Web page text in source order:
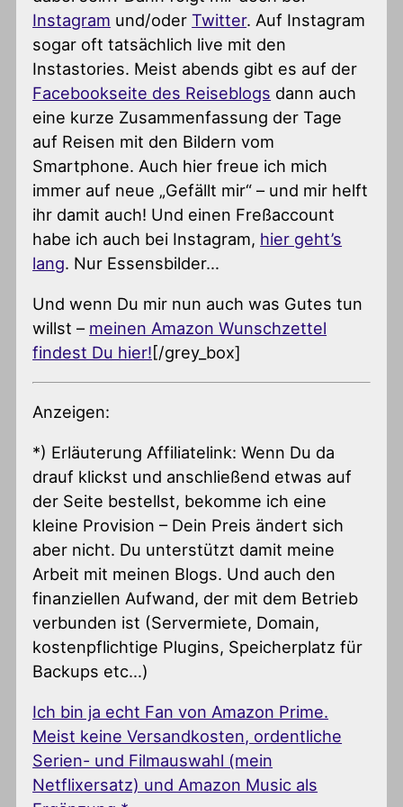
Instagram und/oderTwitter. Auf Instagram
sogar oft tatsächlich live mit den
Instastories. Meist abends gibt es auf der
Facebookseite des Reiseblogs dann auch
eine kurze Zusammenfassung der Tage
auf Reisen mit den Bildern vom
Smartphone. Auch hier freue ich mich
immer auf neue „Gefällt mir“ – und mir helft
ihr damit auch! Und einen Freßaccount
habe ich auch bei Instagram, hier geht’s
lang. Nur Essensbilder…
Und wenn Du mir nun auch was Gutes tun
willst – meinen Amazon Wunschzettel
findest Du hier![/grey_box]
Anzeigen:
*) Erläuterung Affiliatelink: Wenn Du da
drauf klickst und anschließend etwas auf
der Seite bestellst, bekomme ich eine
kleine Provision – Dein Preis ändert sich
aber nicht. Du unterstützt damit meine
Arbeit mit meinen Blogs. Und auch den
finanziellen Aufwand, der mit dem Betrieb
verbunden ist (Servermiete, Domain,
kostenpflichtige Plugins, Speicherplatz für
Backups etc…)
Ich bin ja echt Fan von Amazon Prime.
Meist keine Versandkosten, ordentliche
Serien- und Filmauswahl (mein
Netflixersatz) und Amazon Music als